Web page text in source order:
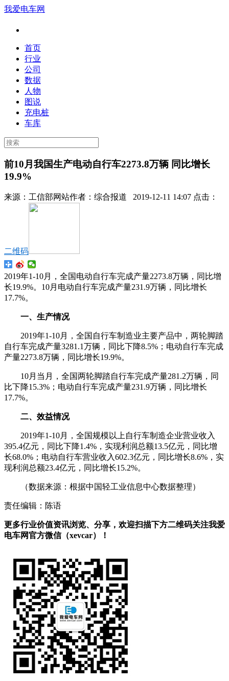
我爱电车网
首页
行业
公司
数据
人物
图说
充电桩
车库
前10月我国生产电动自行车2273.8万辆 同比增长
19.9%
来源： 工信部网站作者： 综合报道 2019-12-11 14:07 点击：
二维码
2019年1-10月，全国电动自行车完成产量2273.8万辆，同比增
长19.9%。10月电动自行车完成产量231.9万辆，同比增长
17.7%。
一、生产情况
2019年1-10月，全国自行车制造业主要产品中，两轮脚踏
自行车完成产量3281.1万辆，同比下降8.5%；电动自行车完成
产量2273.8万辆，同比增长19.9%。
10月当月，全国两轮脚踏自行车完成产量281.2万辆，同
比下降15.3%；电动自行车完成产量231.9万辆，同比增长
17.7%。
二、效益情况
2019年1-10月，全国规模以上自行车制造企业营业收入
395.4亿元，同比下降1.4%，实现利润总额13.5亿元，同比增
长68.0%；电动自行车营业收入602.3亿元，同比增长8.6%，实
现利润总额23.4亿元，同比增长15.2%。
（数据来源：根据中国轻工业信息中心数据整理）
责任编辑：陈语
更多行业价值资讯浏览、分享，欢迎扫描下方二维码关注我爱
电车网官方微信（xevcar）！